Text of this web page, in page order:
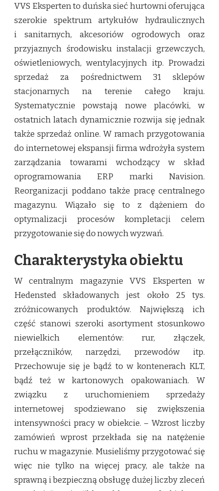
VVS Eksperten to duńska sieć hurtowni oferująca
szerokie spektrum artykułów hydraulicznych
i sanitarnych, akcesoriów ogrodowych oraz
przyjaznych środowisku instalacji grzewczych,
oświetleniowych, wentylacyjnych itp. Prowadzi
sprzedaż za pośrednictwem 31 sklepów
stacjonarnych na terenie całego kraju.
Systematycznie powstają nowe placówki, w
ostatnich latach dynamicznie rozwija się jednak
także sprzedaż online. W ramach przygotowania
do internetowej ekspansji firma wdrożyła system
zarządzania towarami wchodzący w skład
oprogramowania ERP marki Navision.
Reorganizacji poddano także pracę centralnego
magazynu. Wiązało się to z dążeniem do
optymalizacji procesów kompletacji celem
przygotowanie się do nowych wyzwań.
Charakterystyka obiektu
W centralnym magazynie VVS Eksperten w
Hedensted składowanych jest około 25 tys.
zróżnicowanych produktów. Największą ich
część stanowi szeroki asortyment stosunkowo
niewielkich elementów: rur, złączek,
przełączników, narzędzi, przewodów itp.
Przechowuje się je bądź to w kontenerach KLT,
bądź też w kartonowych opakowaniach. W
związku z uruchomieniem sprzedaży
internetowej spodziewano się zwiększenia
intensywności pracy w obiekcie. – Wzrost liczby
zamówień wprost przekłada się na natężenie
ruchu w magazynie. Musieliśmy przygotować się
więc nie tylko na więcej pracy, ale także na
sprawną i bezpieczną obsługę dużej liczby zleceń